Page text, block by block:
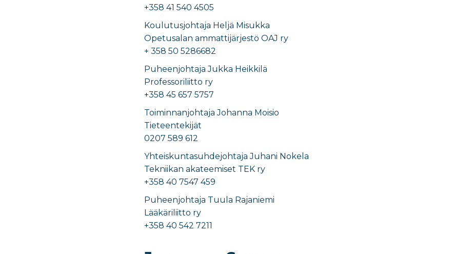
+358 41 540 4505
Koulutusjohtaja Heljä Misukka
Opetusalan ammattijärjestö OAJ ry
+ 358 50 5286682
Puheenjohtaja Jukka Heikkilä
Professoriliitto ry
+358 45 657 5757
Toiminnanjohtaja Johanna Moisio
Tieteentekijät
0207 589 612
Yhteiskuntasuhdejohtaja Juhani Nokela
Tekniikan akateemiset TEK ry
+358 40 7547 459
Puheenjohtaja Tuula Rajaniemi
Lääkäriliitto ry
+358 40 542 7211